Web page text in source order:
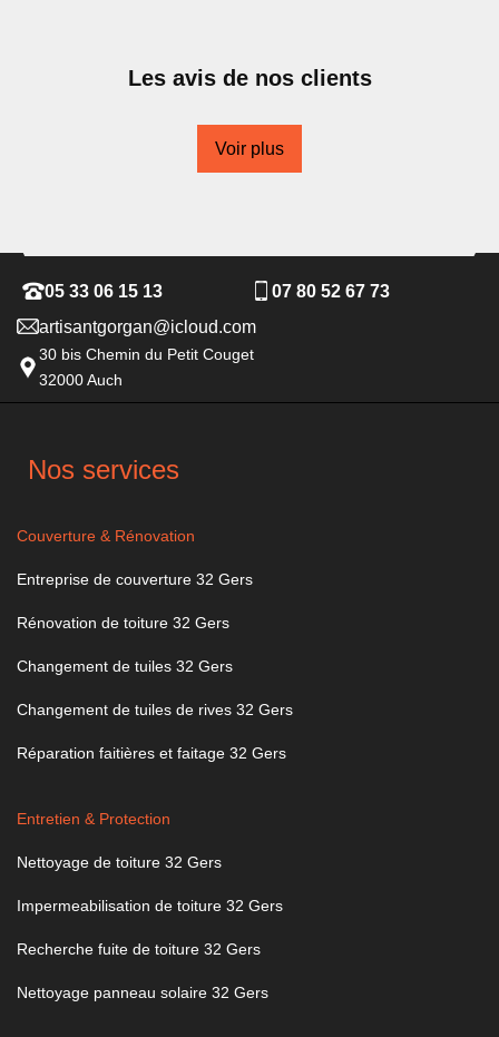
Les avis de nos clients
Voir plus
05 33 06 15 13
07 80 52 67 73
artisantgorgan@icloud.com
30 bis Chemin du Petit Couget
32000 Auch
Nos services
Couverture & Rénovation
Entreprise de couverture 32 Gers
Rénovation de toiture 32 Gers
Changement de tuiles 32 Gers
Changement de tuiles de rives 32 Gers
Réparation faitières et faitage 32 Gers
Entretien & Protection
Nettoyage de toiture 32 Gers
Impermeabilisation de toiture 32 Gers
Recherche fuite de toiture 32 Gers
Nettoyage panneau solaire 32 Gers